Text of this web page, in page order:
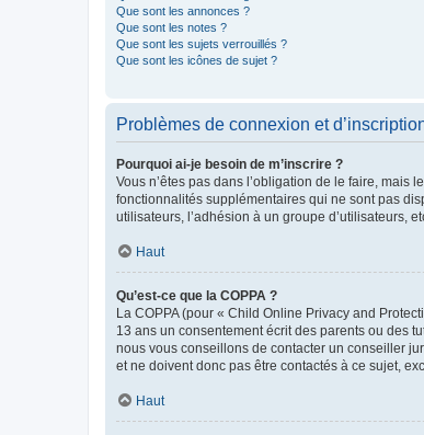
Que sont les annonces ?
Que sont les notes ?
Que sont les sujets verrouillés ?
Que sont les icônes de sujet ?
Problèmes de connexion et
Pourquoi ai-je besoin de m’inscrire ?
Vous n’êtes pas dans l’obligation de le faire,
fonctionnalités supplémentaires qui ne sont pas
utilisateurs, l’adhésion à un groupe d’utilisateurs,
Haut
Qu’est-ce que la COPPA ?
La COPPA (pour « Child Online Privacy and
13 ans un consentement écrit des parents ou des
nous vous conseillons de contacter un conseiller
et ne doivent donc pas être contactés à ce sujet,
Haut